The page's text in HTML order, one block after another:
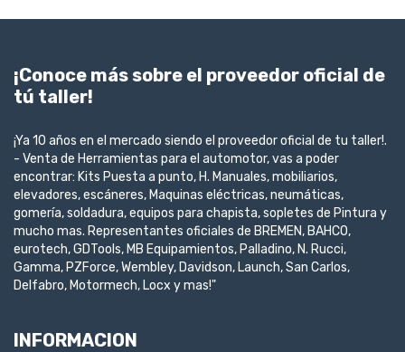
¡Conoce más sobre el proveedor oficial de
tú taller!
¡Ya 10 años en el mercado siendo el proveedor oficial de tu taller!.
- Venta de Herramientas para el automotor, vas a poder
encontrar: Kits Puesta a punto, H. Manuales, mobiliarios,
elevadores, escáneres, Maquinas eléctricas, neumáticas,
gomería, soldadura, equipos para chapista, sopletes de Pintura y
mucho mas. Representantes oficiales de BREMEN, BAHCO,
eurotech, GDTools, MB Equipamientos, Palladino, N. Rucci,
Gamma, PZForce, Wembley, Davidson, Launch, San Carlos,
Delfabro, Motormech, Locx y mas!"
INFORMACION